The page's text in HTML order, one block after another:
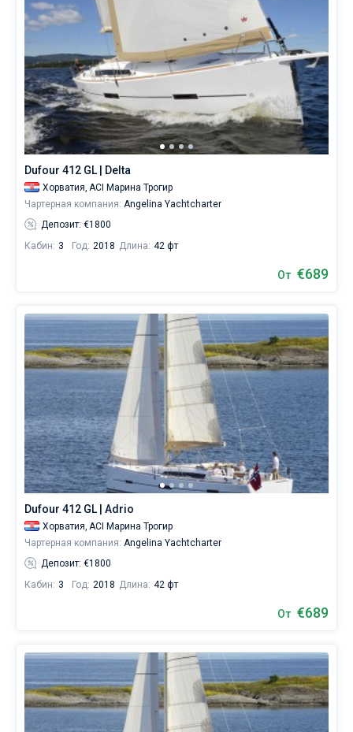
Dufour 412 GL | Delta
Хорватия, ACI Марина Трогир
Чартерная компания: Angelina Yachtcharter
Депозит: €1800
Кабин: 3 Год: 2018 Длина: 42 фт
От €689
Dufour 412 GL | Adrio
Хорватия, ACI Марина Трогир
Чартерная компания: Angelina Yachtcharter
Депозит: €1800
Кабин: 3 Год: 2018 Длина: 42 фт
От €689